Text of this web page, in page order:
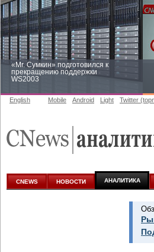
«Mr. Сумкин» подготовился к
прекращению поддержки
WS2003
аналитике
English Mobile Android Light Twitter
CNEWS НОВОСТИ АНАЛИТИКА